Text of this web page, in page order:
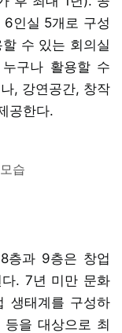
인실 5개로 구성
수 있는 회의실
구나 활용할 수
, 강연공간, 창작
공한다.
습
층과 9층은 창업
. 7년 미만 문화
생태계를 구성하
을 대상으로 최